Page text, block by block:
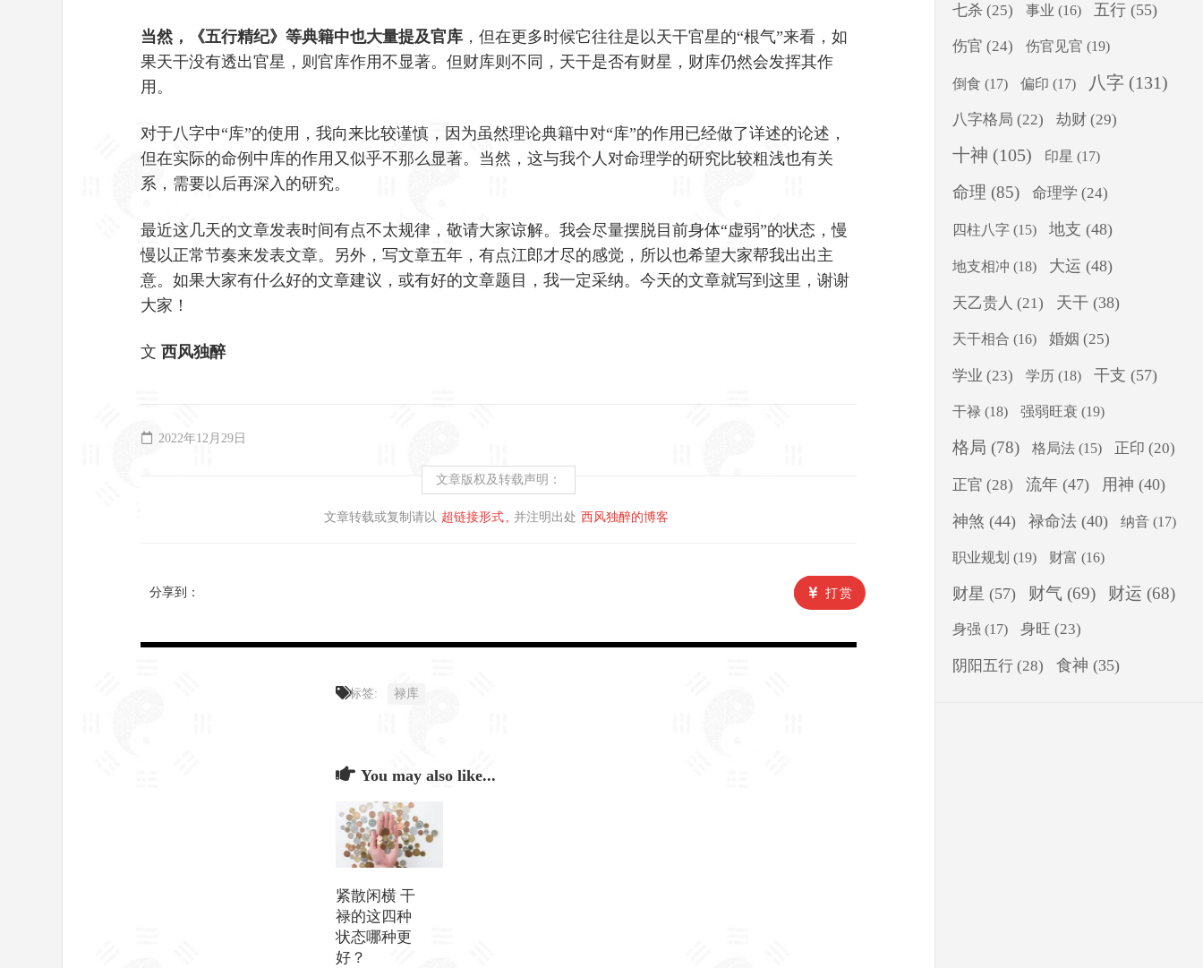
当然，《五行精纪》等典籍中也大量提及官库 ，但在更多时候它往往是以天干官星的“根气”来看，如
果天干没有透出官星，则官库作用不显著。但财库则不同，天干是否有财星，财库仍然会发挥其作
用。
对于八字中“库”的使用，我向来比较谨慎，因为虽然理论典籍中对“库”的作用已经做了详述的论述，
但在实际的命例中库的作用又似乎不那么显著。当然，这与我个人对命理学的研究比较粗浅也有关
系，需要以后再深入的研究。
最近这几天的文章发表时间有点不太规律，敬请大家谅解。我会尽量摆脱目前身体“虚弱”的状态，慢
慢以正常节奏来发表文章。另外，写文章五年，有点江郎才尽的感觉，所以也希望大家帮我出出主
意。如果大家有什么好的文章建议，或有好的文章题目，我一定采纳。今天的文章就写到这里，谢谢
大家！
文 西风独醉
2022年12月29日
文章版权及转载声明：
文章转载或复制请以 超链接形式 并注明出处 西风独醉的博客
分享到： 打赏
标签: 禄库
You may also like...
紧散闲横 干
禄的这四种
状态哪种更
好？
七杀 (25) 事业 (16) 五行 (55)
伤官 (24) 伤官见官 (19)
倒食 (17) 偏印 (17) 八字 (131)
八字格局 (22) 劫财 (29)
十神 (105) 印星 (17)
命理 (85) 命理学 (24)
四柱八字 (15) 地支 (48)
地支相冲 (18) 大运 (48)
天乙贵人 (21) 天干 (38)
天干相合 (16) 婚姻 (25)
学业 (23) 学历 (18) 干支 (57)
干禄 (18) 强弱旺衰 (19)
格局 (78) 格局法 (15) 正印 (20)
正官 (28) 流年 (47) 用神 (40)
神煞 (44) 禄命法 (40) 纳音 (17)
职业规划 (19) 财富 (16)
财星 (57) 财气 (69) 财运 (68)
身强 (17) 身旺 (23)
阴阳五行 (28) 食神 (35)